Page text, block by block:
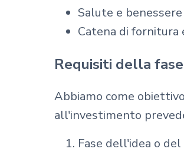
Salute e benessere
Catena di fornitura
Requisiti della
Abbiamo come obiettivo
all'investimento
Fase dell'idea o